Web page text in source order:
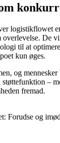
logistikflowet
De
til at
kun øges.
og
–
fremad.
Forudse og